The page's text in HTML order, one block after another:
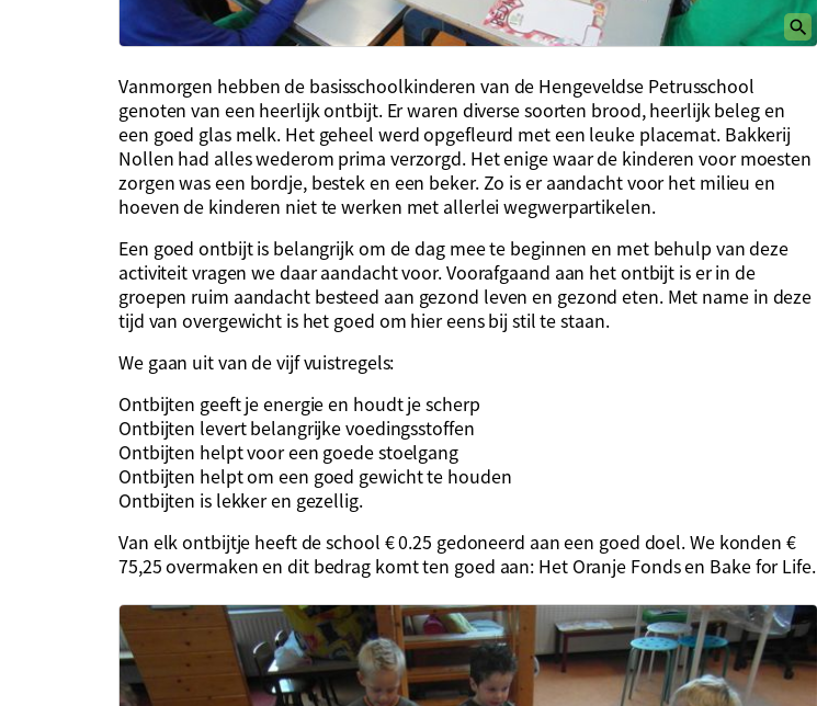
Vanmorgen hebben de basisschoolkinderen van de Hengeveldse Petrusschool
genoten van een heerlijk ontbijt. Er waren diverse soorten brood, heerlijk beleg en
een goed glas melk. Het geheel werd opgefleurd met een leuke placemat. Bakkerij
Nollen had alles wederom prima verzorgd. Het enige waar de kinderen voor moesten
zorgen was een bordje, bestek en een beker. Zo is er aandacht voor het milieu en
hoeven de kinderen niet te werken met allerlei wegwerpartikelen.
Een goed ontbijt is belangrijk om de dag mee te beginnen en met behulp van deze
activiteit vragen we daar aandacht voor. Voorafgaand aan het ontbijt is er in de
groepen ruim aandacht besteed aan gezond leven en gezond eten. Met name in deze
tijd van overgewicht is het goed om hier eens bij stil te staan.
We gaan uit van de vijf vuistregels:
Ontbijten geeft je energie en houdt je scherp
Ontbijten levert belangrijke voedingsstoffen
Ontbijten helpt voor een goede stoelgang
Ontbijten helpt om een goed gewicht te houden
Ontbijten is lekker en gezellig.
Van elk ontbijtje heeft de school € 0.25 gedoneerd aan een goed doel. We konden €
75,25 overmaken en dit bedrag komt ten goed aan: Het Oranje Fonds en Bake for Life.